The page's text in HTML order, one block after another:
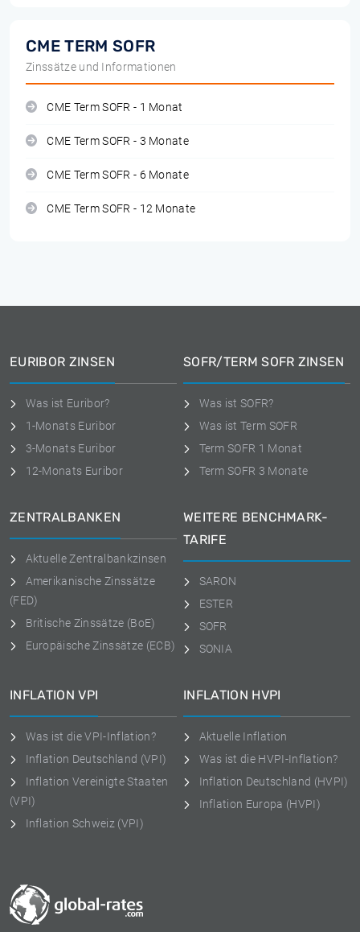
CME TERM SOFR
Zinssätze und Informationen
CME Term SOFR - 1 Monat
CME Term SOFR - 3 Monate
CME Term SOFR - 6 Monate
CME Term SOFR - 12 Monate
EURIBOR ZINSEN
Was ist Euribor?
1-Monats Euribor
3-Monats Euribor
12-Monats Euribor
SOFR/TERM SOFR ZINSEN
Was ist SOFR?
Was ist Term SOFR
Term SOFR 1 Monat
Term SOFR 3 Monate
ZENTRALBANKEN
Aktuelle Zentralbankzinsen
Amerikanische Zinssätze
(FED)
Britische Zinssätze (BoE)
Europäische Zinssätze (ECB)
WEITERE BENCHMARK-
TARIFE
SARON
ESTER
SOFR
SONIA
INFLATION VPI
Was ist die VPI-Inflation?
Inflation Deutschland (VPI)
Inflation Vereinigte Staaten
(VPI)
Inflation Schweiz (VPI)
INFLATION HVPI
Aktuelle Inflation
Was ist die HVPI-Inflation?
Inflation Deutschland (HVPI)
Inflation Europa (HVPI)